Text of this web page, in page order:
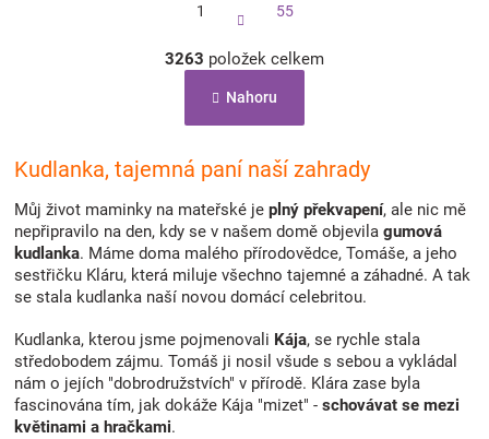
v
á
d
c
p
r
v
k
y
v
p
i
s
u
t
á
n
k
v
n
1 55
3263 položek celkem
Nahoru
Kudlanka, tajemná paní naší zahrady
Můj život maminky na mateřské je plný překvapení, ale nic mě
nepřipravilo na den, kdy se v našem domě objevila gumová
kudlanka. Máme doma malého přírodovědce, Tomáše, a jeho
sestřičku Kláru, která miluje všechno tajemné a záhadné. A tak
se stala kudlanka naší novou domácí celebritou.
Kudlanka, kterou jsme pojmenovali Kája, se rychle stala
středobodem zájmu. Tomáš ji nosil všude s sebou a vykládal
nám o jejích "dobrodružstvích" v přírodě. Klára zase byla
fascinována tím, jak dokáže Kája "mizet" - schovávat se mezi
květinami a hračkami.